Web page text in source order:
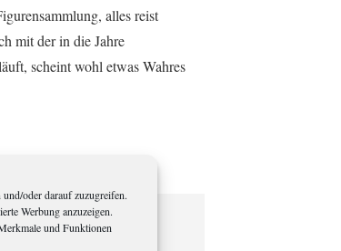
oder darauf zuzugreifen.
Werbung anzuzeigen.
und Funktionen
alles reist
mit der in die Jahre
scheint wohl etwas Wahres